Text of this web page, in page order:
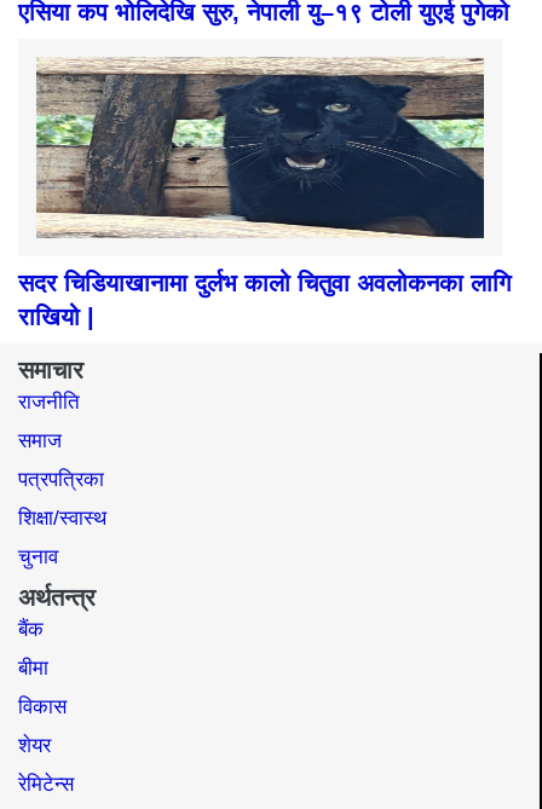
एसिया कप भोलिदेखि सुरु, नेपाली यु–१९ टोली युएई पुगेको
सदर चिडियाखानामा दुर्लभ कालो चितुवा अवलोकनका लागि
राखियो |
समाचार
राजनीति
समाज​
पत्रपत्रिका
शिक्षा/स्वास्थ
चुनाव
अर्थतन्त्र
बैंक
बीमा
विकास
शेयर
रेमिटेन्स